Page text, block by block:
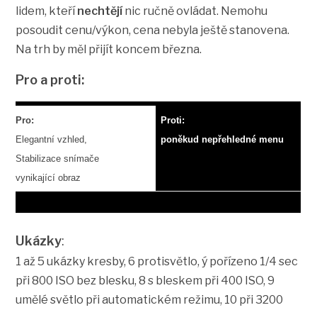
lidem, kteřínechtějínic ručně ovládat. Nemohu
posoudit cenu/výkon, cena nebyla ještě stanovena.
Na trh by měl přijít koncem března.
Pro a proti:
Pro:
Elegantní vzhled,
Stabilizace snímače
vynikající obraz
Proti:
poněkud nepřehledné menu
Ukázky:
1 až 5 ukázky kresby, 6 protisvětlo, ý pořízeno 1/4 sec
při 800 ISO bez blesku, 8 s bleskem při 400 ISO, 9
umělé světlo při automatickém režimu, 10 při 3200